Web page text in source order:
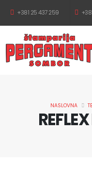
+381 25 437 259
NASLOVNA